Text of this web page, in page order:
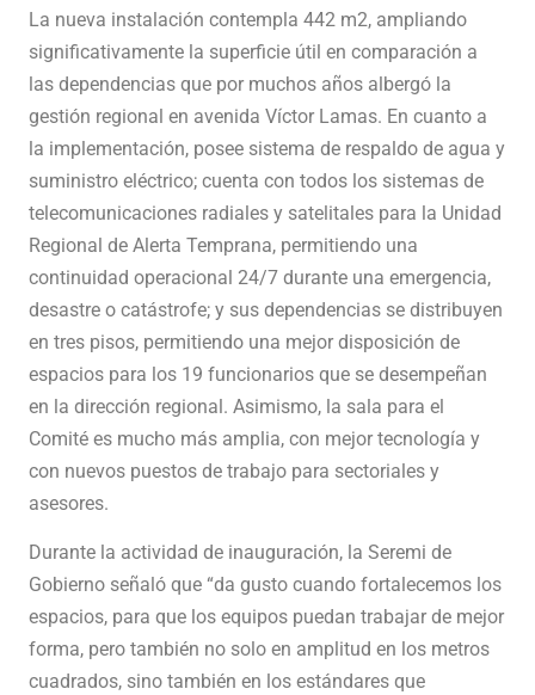
La nueva instalación contempla 442 m2, ampliando
significativamente la superficie útil en comparación a
las dependencias que por muchos años albergó la
gestión regional en avenida Víctor Lamas. En cuanto a
la implementación, posee sistema de respaldo de agua y
suministro eléctrico; cuenta con todos los sistemas de
telecomunicaciones radiales y satelitales para la Unidad
Regional de Alerta Temprana, permitiendo una
continuidad operacional 24/7 durante una emergencia,
desastre o catástrofe; y sus dependencias se distribuyen
en tres pisos, permitiendo una mejor disposición de
espacios para los 19 funcionarios que se desempeñan
en la dirección regional. Asimismo, la sala para el
Comité es mucho más amplia, con mejor tecnología y
con nuevos puestos de trabajo para sectoriales y
asesores.
Durante la actividad de inauguración, la Seremi de
Gobierno señaló que “da gusto cuando fortalecemos los
espacios, para que los equipos puedan trabajar de mejor
forma, pero también no solo en amplitud en los metros
cuadrados, sino también en los estándares que